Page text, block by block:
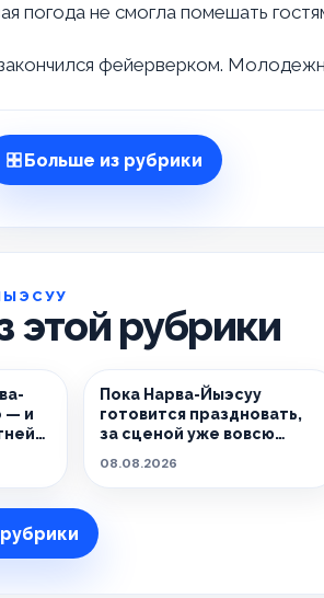
погода не смогла помешать
фейерверком.
Больше из рубрики
этой рубрики
— и
Пока Нарва-Йыэсуу
готовится праздновать,
за сценой уже вовсю
08.08.2026